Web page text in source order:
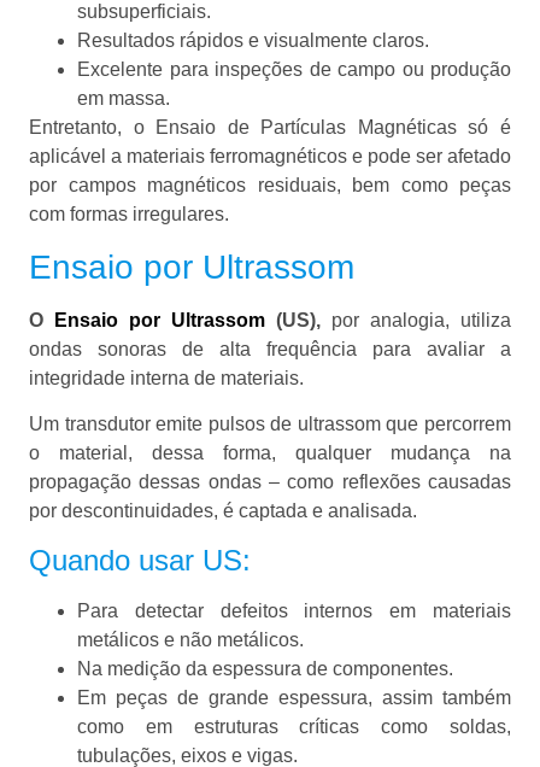
subsuperficiais.
Resultados rápidos e visualmente claros.
Excelente para inspeções de campo ou produção
em massa.
Entretanto, o Ensaio de Partículas Magnéticas só é
aplicável a materiais ferromagnéticos e pode ser afetado
por campos magnéticos residuais, bem como peças
com formas irregulares.
Ensaio por Ultrassom
O Ensaio por Ultrassom (US), por analogia, utiliza
ondas sonoras de alta frequência para avaliar a
integridade interna de materiais.
Um transdutor emite pulsos de ultrassom que percorrem
o material, dessa forma, qualquer mudança na
propagação dessas ondas – como reflexões causadas
por descontinuidades, é captada e analisada.
Quando usar US:
Para detectar defeitos internos em materiais
metálicos e não metálicos.
Na medição da espessura de componentes.
Em peças de grande espessura, assim também
como em estruturas críticas como soldas,
tubulações, eixos e vigas.